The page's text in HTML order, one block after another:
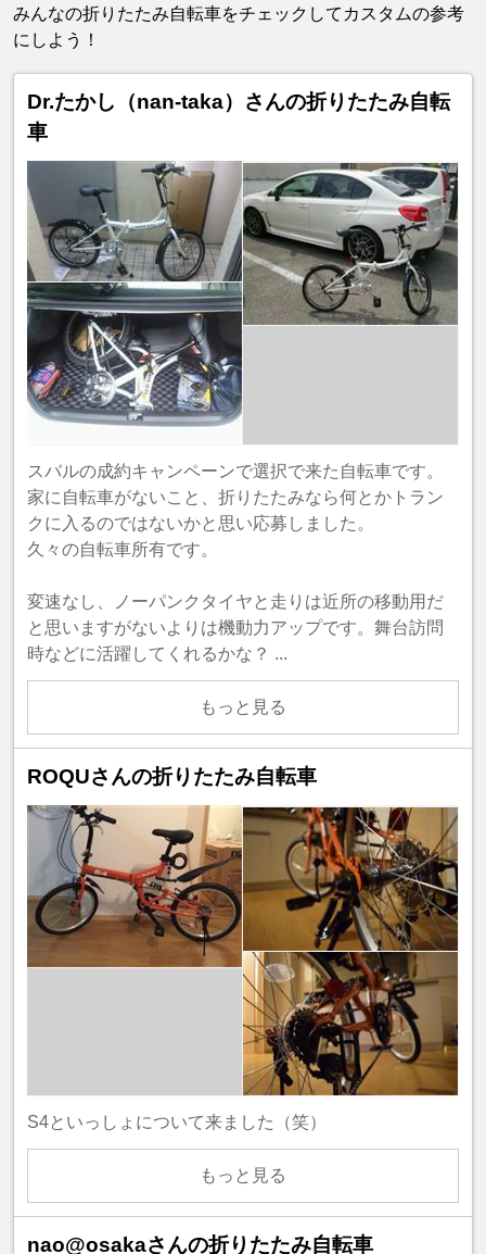
みんなの折りたたみ自転車をチェックしてカスタムの参考
にしよう！
Dr.たかし（nan-taka）さんの折りたたみ自転
車
スバルの成約キャンペーンで選択で来た自転車です。
家に自転車がないこと、折りたたみなら何とかトラン
クに入るのではないかと思い応募しました。
久々の自転車所有です。
変速なし、ノーパンクタイヤと走りは近所の移動用だ
と思いますがないよりは機動力アップです。舞台訪問
時などに活躍してくれるかな？ ...
もっと見る
ROQUさんの折りたたみ自転車
S4といっしょについて来ました（笑）
もっと見る
nao@osakaさんの折りたたみ自転車